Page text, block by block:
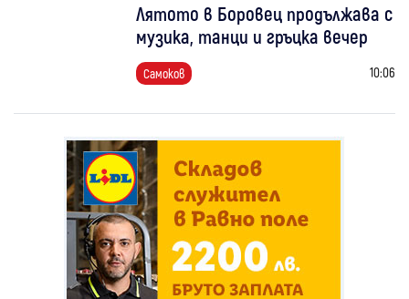
Лятото в Боровец продължава с
музика, танци и гръцка вечер
Самоков 10:06